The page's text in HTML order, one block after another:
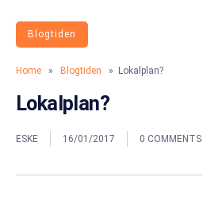
Blogtiden
Home » Blogtiden » Lokalplan?
Lokalplan?
ESKE 16/01/2017 0 COMMENTS